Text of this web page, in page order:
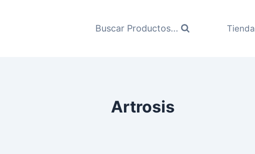
Buscar Productos... Tienda
Artrosis